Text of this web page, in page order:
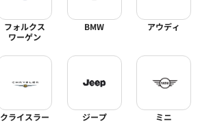
フォルクス
ワーゲン
BMW アウディ
クライスラー ジープ ミニ